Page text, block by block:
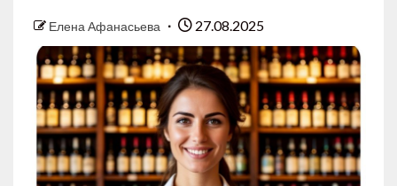
Елена Афанасьева 27.08.2025